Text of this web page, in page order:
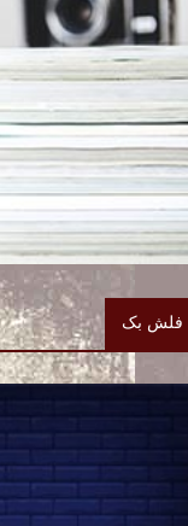
فلش بک